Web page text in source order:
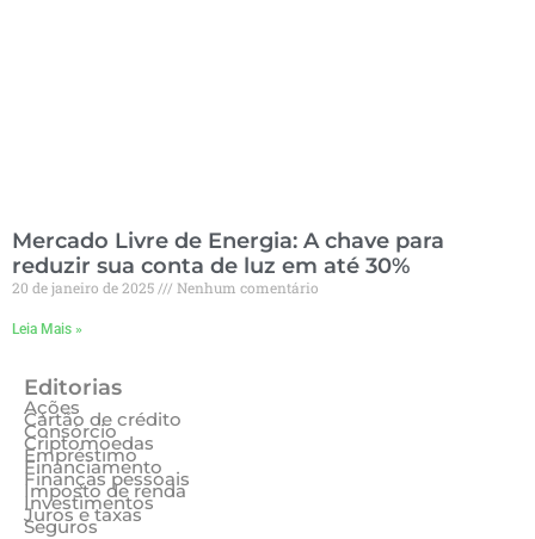
Mercado Livre de Energia: A chave para
reduzir sua conta de luz em até 30%
20 de janeiro de 2025 Nenhum comentário
Leia Mais »
Editorias
Ações
Cartão de crédito
Consórcio
Criptomoedas
Empréstimo
Financiamento
Finanças pessoais
Imposto de renda
Investimentos
Juros e taxas
Seguros